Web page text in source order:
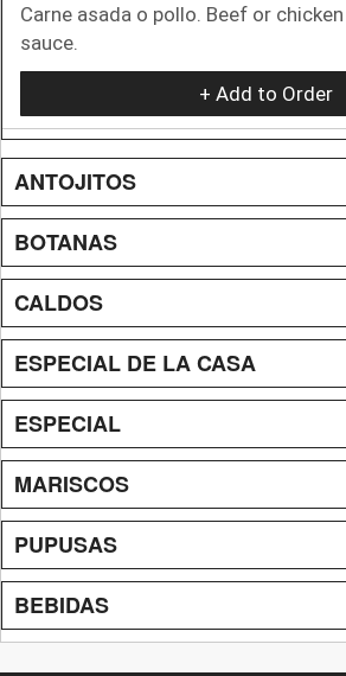
Carne asada o pollo. Beef or
sauce.
+ Add to Order
ANTOJITOS
BOTANAS
CALDOS
ESPECIAL DE LA CASA
ESPECIAL
MARISCOS
PUPUSAS
BEBIDAS